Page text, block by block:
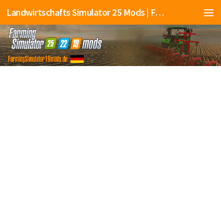
Landwirtschafts Simulator 25 Mods | Farming Simulator 25 Mods | FS25 Mods